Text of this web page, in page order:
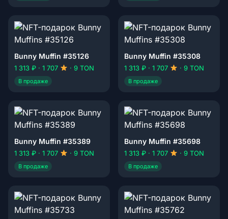
Bunny Muffin #35126
1 313 ₽ · 1 707 · 9 TON
В продаже
Bunny Muffin #35308
1 313 ₽ · 1 707 · 9 TON
В продаже
Bunny Muffin #35389
1 313 ₽ · 1 707 · 9 TON
В продаже
Bunny Muffin #35698
1 313 ₽ · 1 707 · 9 TON
В продаже